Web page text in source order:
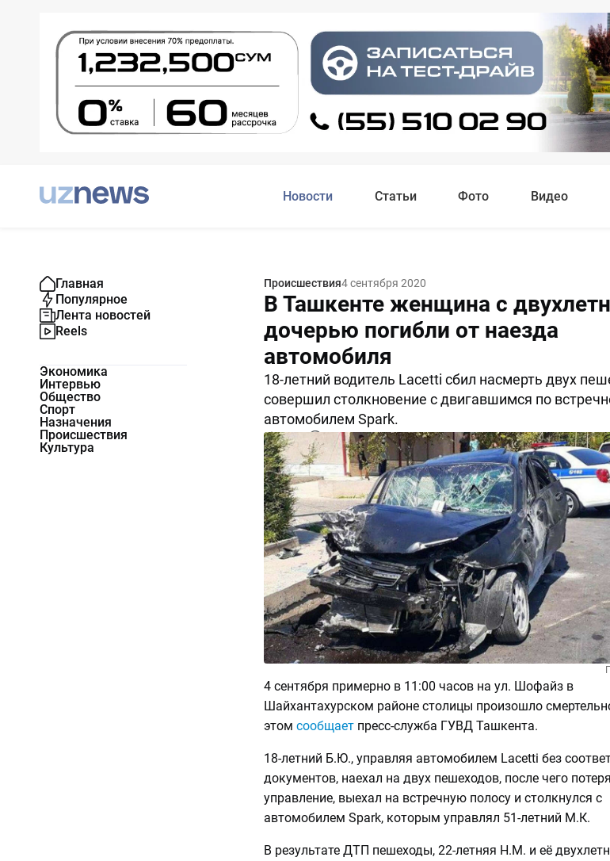
Новости Статьи Фото Видео
Главная
Популярное
Лента новостей
Reels
Экономика
Интервью
Общество
Спорт
Назначения
Происшествия
Культура
Происшествия4 сентября 2020
В Ташкенте женщина с
дочерью погибли от наезда
автомобиля
18-летний водитель Lacetti сбил насмерть двух
совершил столкновение с двигавшимся по
автомобилем Spark.
10947
4 сентября примерно в 11:00 часов на ул. Шофайз в
Шайхантахурском районе столицы произошло
этом сообщаетпресс-служба ГУВД Ташкента.
18-летний Б.Ю., управляя автомобилем Lacetti без
документов, наехал на двух пешеходов, после чего
управление, выехал на встречную полосу и столкнулся с
автомобилем Spark, которым управлял 51-летний М.К.
В результате ДТП пешеходы, 22-летняя Н.М. и её